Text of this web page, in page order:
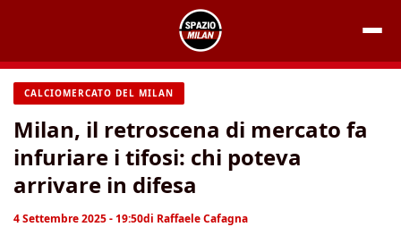
contenuto
CALCIOMERCATO DEL MILAN
Milan, il retroscena di mercato fa
infuriare i tifosi: chi poteva
arrivare in difesa
4 Settembre 2025 - 19:50di Raffaele Cafagna